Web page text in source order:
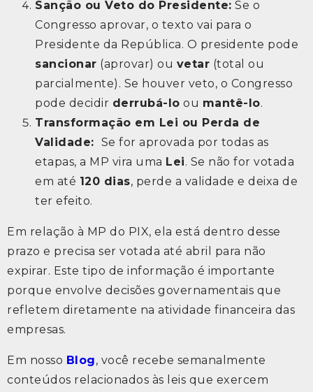
Sanção ou Veto do Presidente: Se o
Congresso aprovar, o texto vai para o
Presidente da República. O presidente pode
sancionar (aprovar) ou vetar (total ou
parcialmente). Se houver veto, o Congresso
pode decidir derrubá-lo ou mantê-lo.
Transformação em Lei ou Perda de
Validade: Se for aprovada por todas as
etapas, a MP vira uma Lei. Se não for votada
em até 120 dias, perde a validade e deixa de
ter efeito.
Em relação à MP do PIX, ela está dentro desse
prazo e precisa ser votada até abril para não
expirar. Este tipo de informação é importante
porque envolve decisões governamentais que
refletem diretamente na atividade financeira das
empresas.
Em nosso Blog, você recebe semanalmente
conteúdos relacionados às leis que exercem